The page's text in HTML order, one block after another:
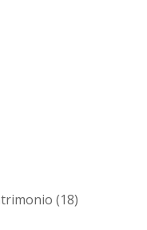
(18)